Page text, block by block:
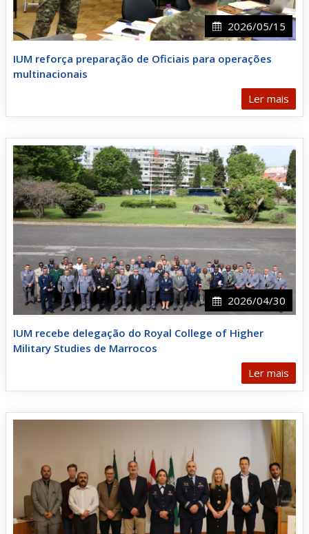
2026/05/15
IUM reforça preparação de Oficiais para operações
multinacionais
Ler mais
2026/04/30
IUM recebe delegação do Royal College of Higher
Military Studies de Marrocos
Ler mais